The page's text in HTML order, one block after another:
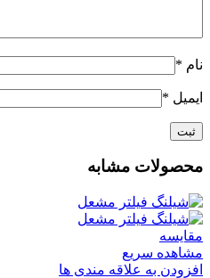
نام *
ایمیل *
محصولات مشابه
مقایسه
مشاهده سریع
افزودن به علاقه مندی ها